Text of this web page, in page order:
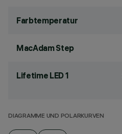
Farbtemperatur
MacAdam Step
Lifetime LED 1
DIAGRAMME UND POLARKURVEN